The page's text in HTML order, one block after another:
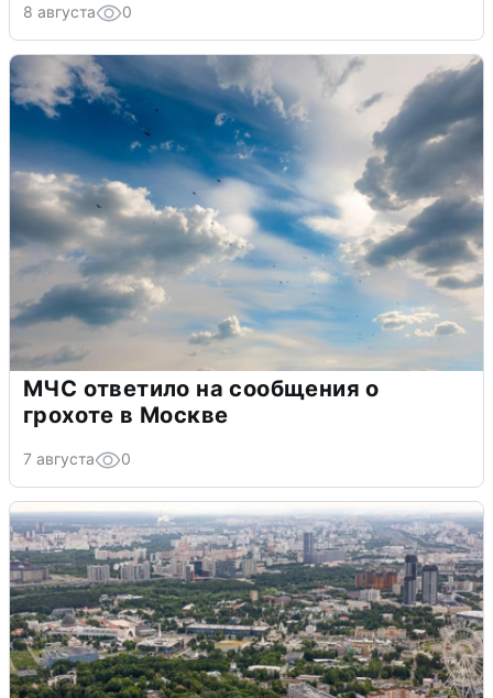
8 августа 0
МЧС ответило на сообщения о
грохоте в Москве
7 августа 0